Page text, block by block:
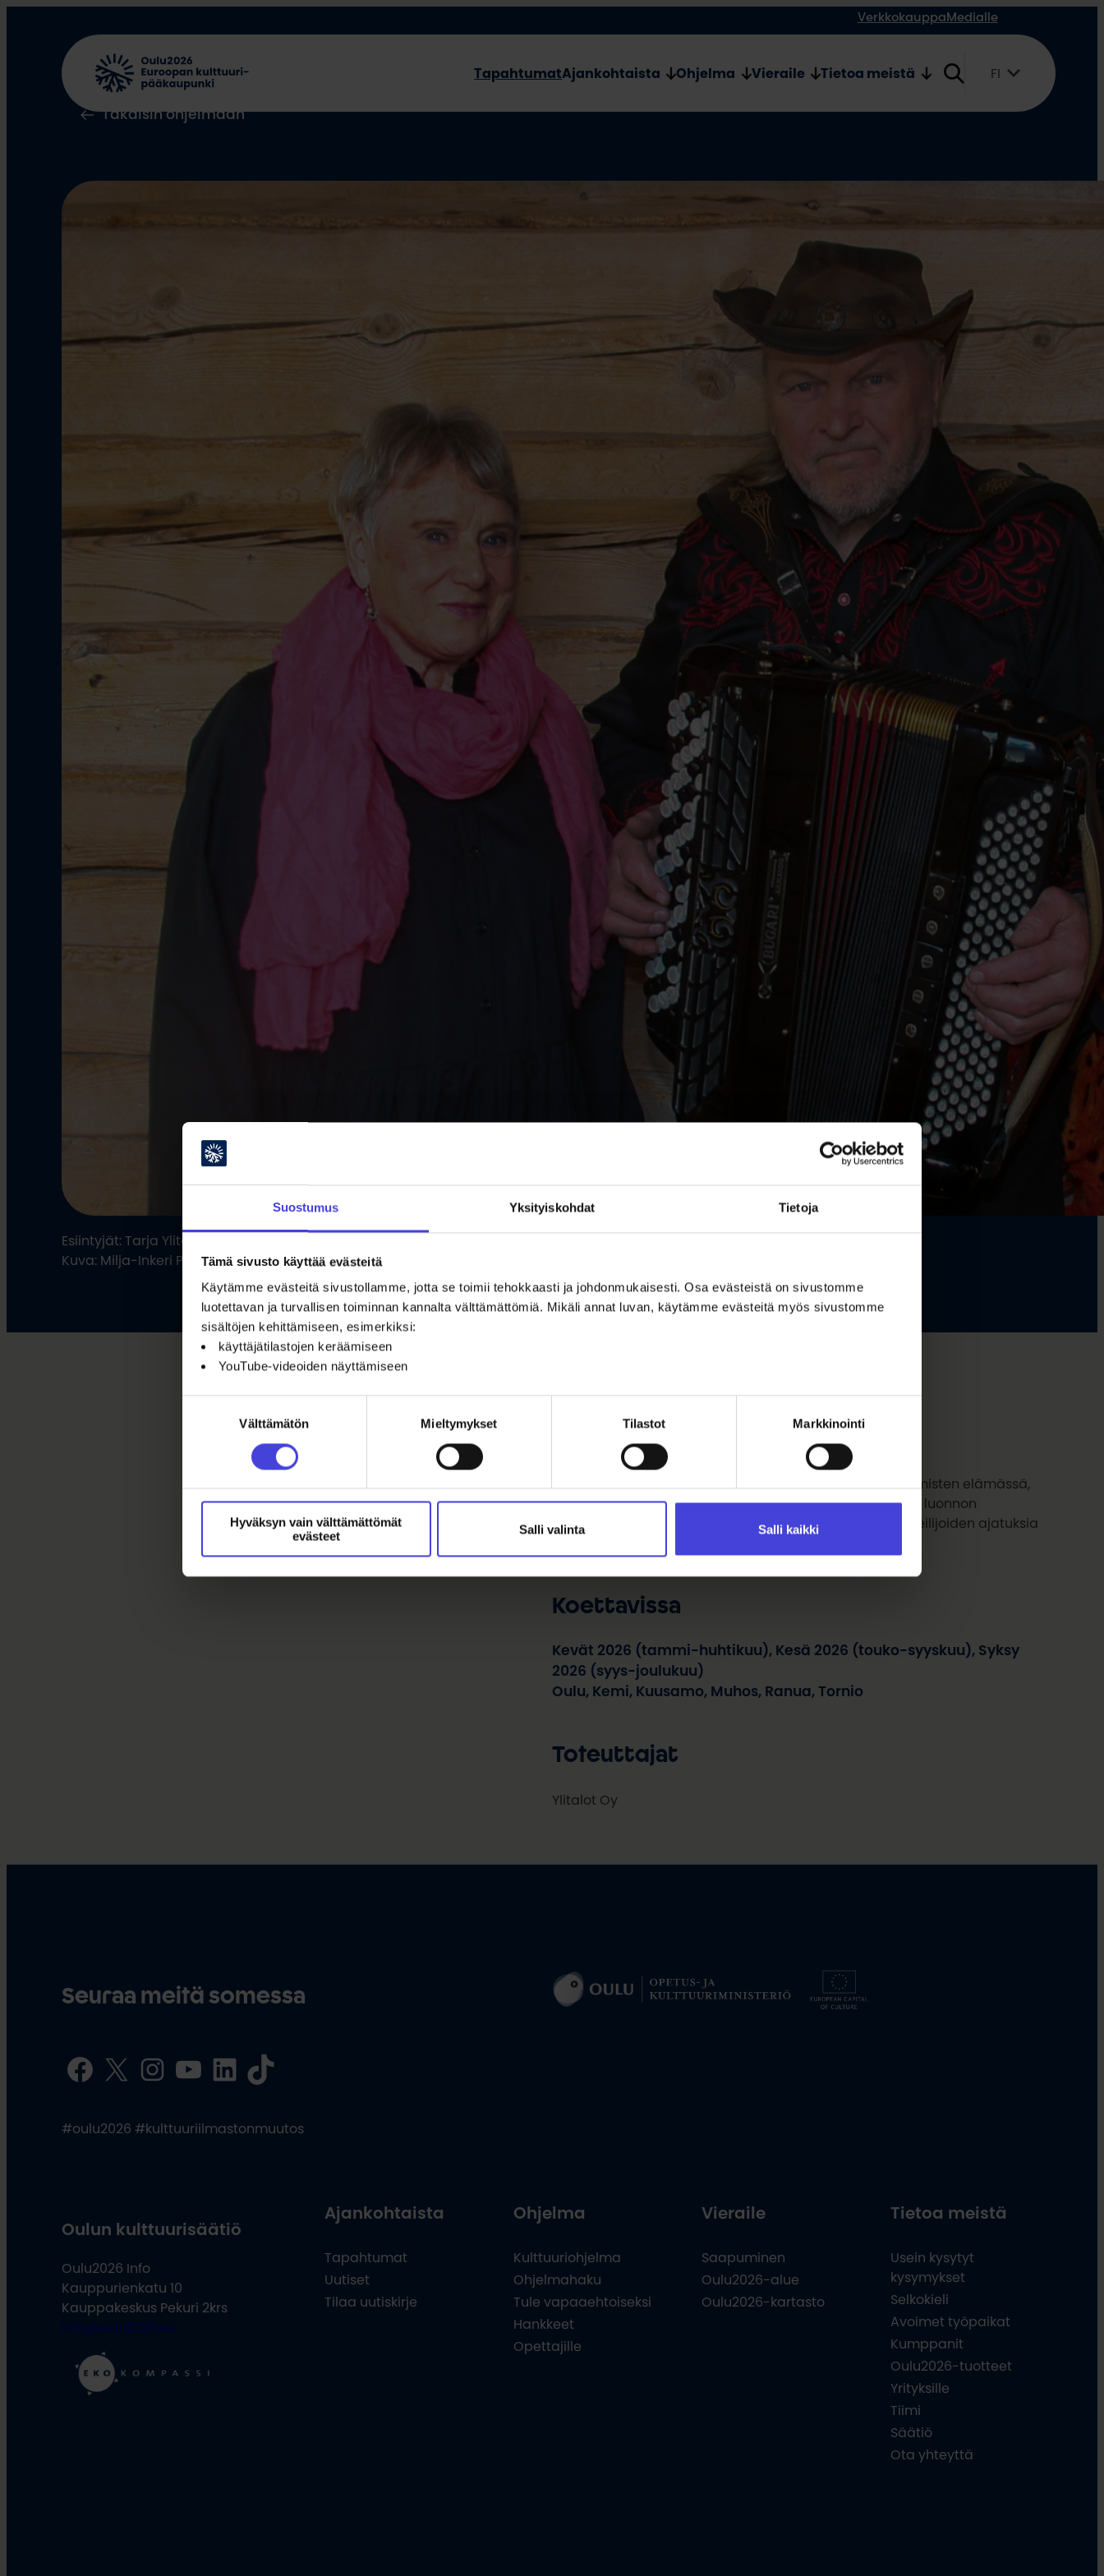
Suostumus Yksityiskohdat Tietoja
Tämä sivusto käyttää evästeitä
Käytämme evästeitä sivustollamme, jotta se toimii tehokkaasti ja johdonmukaisesti. Osa evästeistä on sivustomme
luotettavan ja turvallisen toiminnan kannalta välttämättömiä. Mikäli annat luvan, käytämme evästeitä myös sivustomme
sisältöjen kehittämiseen, esimerkiksi:
käyttäjätilastojen keräämiseen
YouTube-videoiden näyttämiseen
Välttämätön Mieltymykset Tilastot Markkinointi
Hyväksyn vain välttämättömät
evästeet
Salli valinta Salli kaikki
Verkkokauppa Medialle
TapahtumatAjankohtaista Ohjelma Vieraile Tietoa meistä FI
Takaisin ohjelmaan
Esiintyjät: Tarja Ylitalo, Tuomo Ylitalo; Riitta Tirri Esitys: Revontultentie 21
Kuva: Milja-Inkeri Puolakka
Revontultenti
Tornionjokilaaksosta. Laulu: Tarja Ylitalo, Harmonikka:
Tuomo Ylitalo, Runot: Riitta Tirri, Kuvat: Veikko Hamara
Tule mukaan matkalle Tornionjokilaakson kuohuihin. Koe
revontulten loistetta ja koskien kohinaa. Hiljenny
suvantojen, metsien ja tunturien koskettavan hiljaisuuden
äärelle. Kulje hetkinen Meänmaan ihmisten rinnalla rajan
kummallakin puolella.
Näin toteutamme kulttuuri-
ilmastonmuutosta
Esityksessä käsitellään ilmastonmuutosta paikallisten ihmisten elämässä,
esimerkiksi lohen vähenemistä Tornionjoessa ja puhtaan luonnon
merkitystä paikallisille ja myös turisteille. Paikallisten taiteilijoiden ajatuksia
Koettavissa
Kevät 2026 (tammi-huhtikuu), Kesä 2026 (touko-syyskuu), Syksy
2026 (syys-joulukuu)
Oulu, Kemi, Kuusamo, Muhos, Ranua, Tornio
Toteuttajat
Ylitalot Oy
Seuraa meitä somessa
Facebook X InstagramYouTube LinkedIn TikTok
#oulu2026 #kulttuuriilmastonmuutos
Oulun kulttuurisäätiö
Oulu2026 Info
Kauppurienkatu 10
Kauppakeskus Pekuri 2krs
info@oulu2026.eu
Ajankohtaista
Tapahtumat
Uutiset
Tilaa uutiskirje
Ohjelma
Kulttuuriohjelma
Ohjelmahaku
Tule vapaaehtoiseksi
Hankkeet
Opettajille
Vieraile
Saapuminen
Oulu2026-alue
Oulu2026-kartasto
Tietoa meistä
Usein kysytyt
kysymykset
Selkokieli
Avoimet työpaikat
Kumppanit
Oulu2026-tuotteet
Yrityksille
Tiimi
Säätiö
Ota yhteyttä